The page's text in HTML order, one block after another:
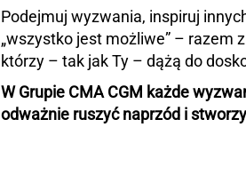
Podejmuj wyzwania, inspiruj
„wszystko jest możliwe” – razem
którzy – tak jak Ty – dążą do
W Grupie CMA CGM każde
odważnie ruszyć naprzód i